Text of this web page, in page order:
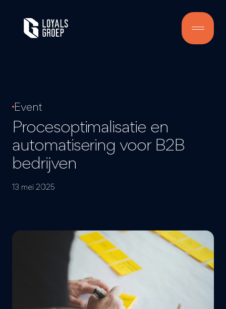
Event
Procesoptimalisatie en
automatisering voor B2B
bedrijven
13 mei 2025